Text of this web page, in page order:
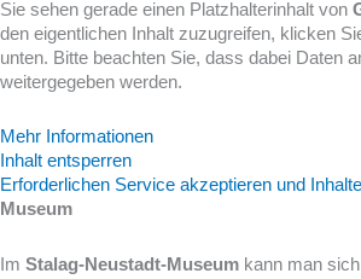
Sie sehen gerade einen Platzhalterinhalt von
den eigentlichen Inhalt zuzugreifen, klicken
unten. Bitte beachten Sie, dass dabei Daten
weitergegeben werden.
Mehr Informationen
Inhalt entsperren
Erforderlichen Service akzeptieren und
Museum
Im Stalag-Neustadt-Museum kann man